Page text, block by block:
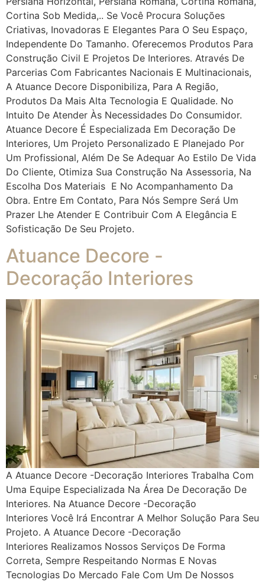
Cortina Sob Medida,.. Se Você Procura Soluções
Criativas, Inovadoras E Elegantes Para O Seu Espaço,
Independente Do Tamanho. Oferecemos Produtos Para
Construção Civil E Projetos De Interiores. Através De
Parcerias Com Fabricantes Nacionais E Multinacionais,
A Atuance Decore Disponibiliza, Para A Região,
Produtos Da Mais Alta Tecnologia E Qualidade. No
Intuito De Atender Às Necessidades Do Consumidor.
Atuance Decore É Especializada Em Decoração De
Interiores, Um Projeto Personalizado E Planejado Por
Um Profissional, Além De Se Adequar Ao Estilo De Vida
Do Cliente, Otimiza Sua Construção Na Assessoria, Na
Escolha Dos Materiais E No Acompanhamento Da
Obra. Entre Em Contato, Para Nós Sempre Será Um
Prazer Lhe Atender E Contribuir Com A Elegância E
Sofisticação De Seu Projeto.
Atuance Decore -
Decoração Interiores
A Atuance Decore -Decoração Interiores Trabalha Com
Uma Equipe Especializada Na Área De Decoração De
Interiores. Na Atuance Decore -Decoração
Interiores Você Irá Encontrar A Melhor Solução Para Seu
Projeto. A Atuance Decore -Decoração
Interiores Realizamos Nossos Serviços De Forma
Correta, Sempre Respeitando Normas E Novas
Tecnologias Do Mercado Fale Com Um De Nossos